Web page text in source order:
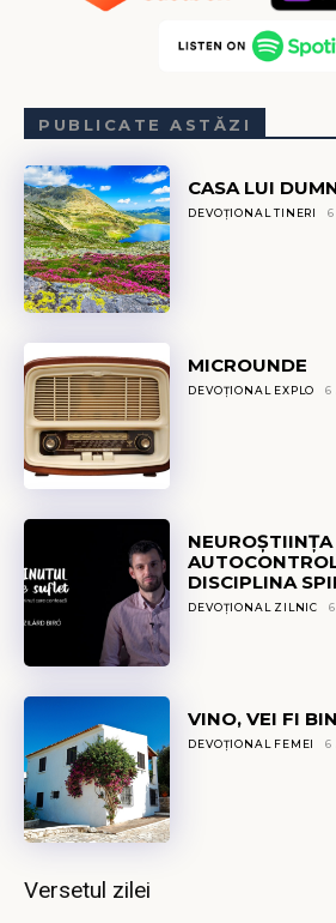
PUBLICATE ASTĂZI
CASA LUI
DEVOȚIONAL TINERI
MICROUNDE
DEVOȚIONAL EXPLO 6
NEUROȘTIINȚA
DISCIPLINA
DEVOȚIONAL ZILNIC
VINO, VEI FI
DEVOȚIONAL FEMEI 6
Versetul zilei